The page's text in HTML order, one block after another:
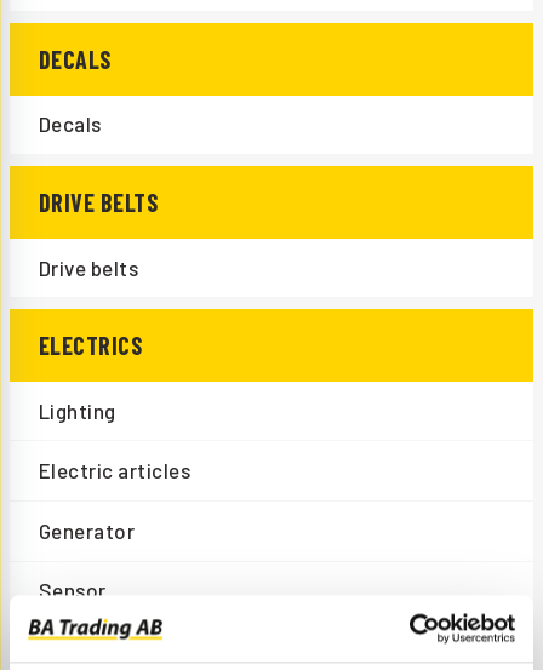
DECALS
Decals
DRIVE BELTS
Drive belts
ELECTRICS
Lighting
Electric articles
Generator
Sensor